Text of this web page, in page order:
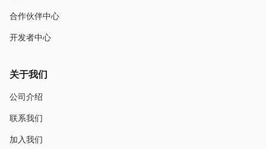
合作伙伴中心
开发者中心
关于我们
公司介绍
联系我们
加入我们